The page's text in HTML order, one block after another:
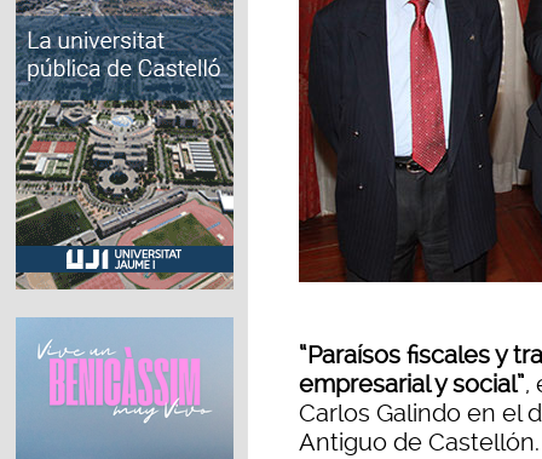
“Paraísos fiscales y
empresarial y social”,
Carlos Galindo en el
Antiguo de Castellón.